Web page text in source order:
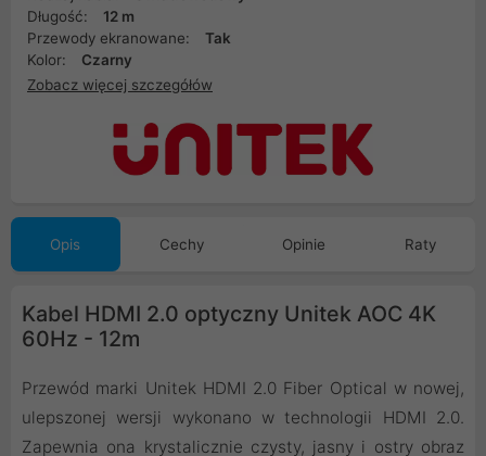
Długość:
12 m
Przewody ekranowane:
Tak
Kolor:
Czarny
Zobacz więcej szczegółów
Opis Cechy Opinie Raty
Kabel HDMI 2.0 optyczny Unitek AOC 4K
60Hz - 12m
Przewód marki Unitek HDMI 2.0 Fiber Optical w nowej,
ulepszonej wersji wykonano w technologii HDMI 2.0.
Zapewnia ona krystalicznie czysty, jasny i ostry obraz